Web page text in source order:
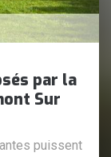
par la
Sur
puissent